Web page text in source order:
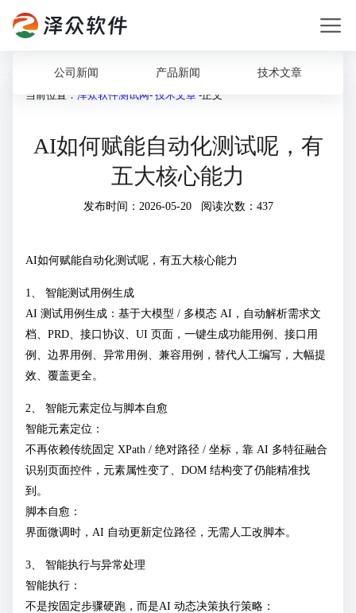
公司新闻 产品新闻
技术文章
当前位置： 泽众软件测试网- 技术文章 -正文
AI如何赋能自动化测试呢，有
五大核心能力
发布时间：2026-05-20 阅读次数：437
AI如何赋能自动化测试呢，有五大核心能力
1、 智能测试用例生成
AI 测试用例生成：基于大模型 / 多模态 AI，自动解析需求文
档、PRD、接口协议、UI 页面，一键生成功能用例、接口用
例、边界用例、异常用例、兼容用例，替代人工编写，大幅提
效、覆盖更全。
2、 智能元素定位与脚本自愈
智能元素定位：
不再依赖传统固定 XPath / 绝对路径 / 坐标，靠 AI 多特征融合
识别页面控件，元素属性变了、DOM 结构变了仍能精准找
到。
脚本自愈：
界面微调时，AI 自动更新定位路径，无需人工改脚本。
3、 智能执行与异常处理
智能执行：
不是按固定步骤硬跑，而是AI 动态决策执行策略：